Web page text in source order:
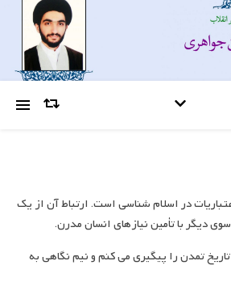
در اسلام شناسی است. ارتباط آن از یک
دیگر با تأمین نیازهای انسان مدرن.
تمدن را پیگیری می کنم و نیم نگاهی به